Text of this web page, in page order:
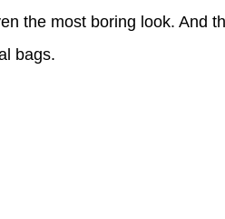
the most boring look. And
bags.